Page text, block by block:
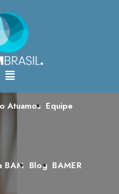
Atuamos Equipe
BAM Blog BAMER